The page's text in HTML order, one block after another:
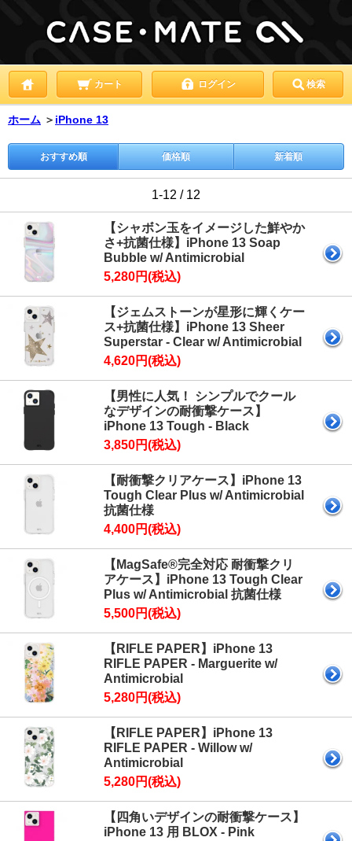
カート ログイン 検索
ホーム ＞ iPhone 13
おすすめ順 価格順 新着順
1-12 / 12
【シャボン玉をイメージした鮮やか
さ+抗菌仕様】iPhone 13 Soap
Bubble w/ Antimicrobial
5,280円(税込)
【ジェムストーンが星形に輝くケー
ス+抗菌仕様】iPhone 13 Sheer
Superstar - Clear w/ Antimicrobial
4,620円(税込)
【男性に人気！ シンプルでクール
なデザインの耐衝撃ケース】
iPhone 13 Tough - Black
3,850円(税込)
【耐衝撃クリアケース】iPhone 13
Tough Clear Plus w/ Antimicrobial
抗菌仕様
4,400円(税込)
【MagSafe®完全対応 耐衝撃クリ
アケース】iPhone 13 Tough Clear
Plus w/ Antimicrobial 抗菌仕様
5,500円(税込)
【RIFLE PAPER】iPhone 13
RIFLE PAPER - Marguerite w/
Antimicrobial
5,280円(税込)
【RIFLE PAPER】iPhone 13
RIFLE PAPER - Willow w/
Antimicrobial
5,280円(税込)
【四角いデザインの耐衝撃ケース】
iPhone 13 用 BLOX - Pink